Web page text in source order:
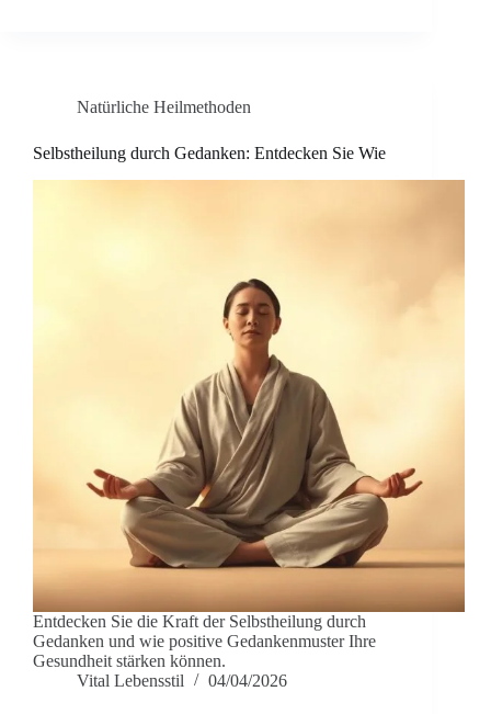
Natürliche Heilmethoden
Selbstheilung durch Gedanken: Entdecken Sie Wie
Entdecken Sie die Kraft der Selbstheilung durch
Gedanken und wie positive Gedankenmuster Ihre
Gesundheit stärken können.
Vital Lebensstil
04/04/2026